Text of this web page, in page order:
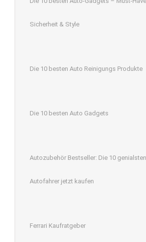
Sicherheit & Style
Die 10 besten Auto Reinigungs Produkte
Die 10 besten Auto Gadgets
Autozubehör Bestseller: Die 10
Autofahrer jetzt kaufen
Ferrari Kaufratgeber